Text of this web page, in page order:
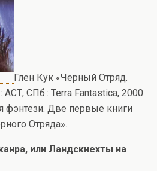
Глен Кук «Черный Отряд.
СПб.: Terra Fantastica, 2000
фэнтези. Две первые книги
Отряда».
или Ландскнехты на